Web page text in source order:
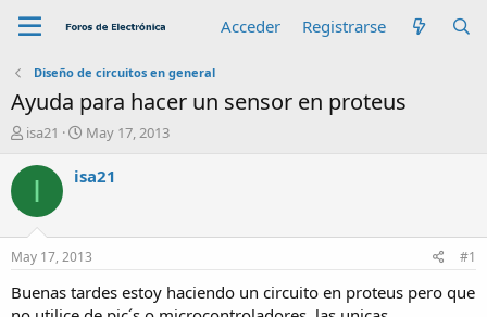
Acceder Registrarse
Diseño de circuitos en general
Ayuda para hacer un sensor en proteus
A
t
r
isa21
F
c
e
i
n
May 17, 2013
I isa21
May 17, 2013 #1
Buenas tardes estoy haciendo un circuito en proteus pero que